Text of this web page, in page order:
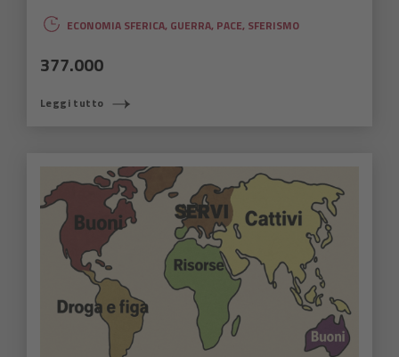
ECONOMIA SFERICA, GUERRA, PACE, SFERISMO
377.000
Leggi tutto